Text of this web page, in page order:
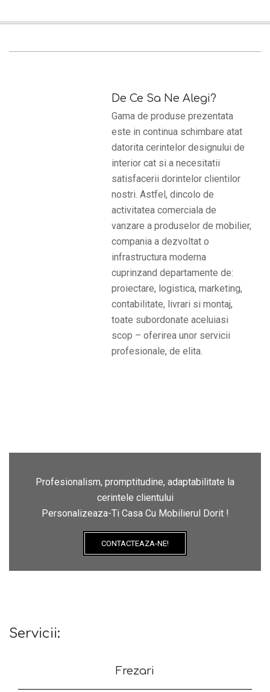
De Ce Sa Ne Alegi?
Gama de produse prezentata
este in continua schimbare atat
datorita cerintelor designului de
interior cat si a necesitatii
satisfacerii dorintelor clientilor
nostri. Astfel, dincolo de
activitatea comerciala de
vanzare a produselor de mobilier,
compania a dezvoltat o
infrastructura moderna
cuprinzand departamente de:
proiectare, logistica, marketing,
contabilitate, livrari si montaj,
toate subordonate aceluiasi
scop – oferirea unor servicii
profesionale, de elita.
Profesionalism, promptitudine, adaptabilitate la
cerintele clientului
Personalizeaza-Ti Casa Cu Mobilierul Dorit !
CONTACTEAZA-NE!
Servicii:
Frezari